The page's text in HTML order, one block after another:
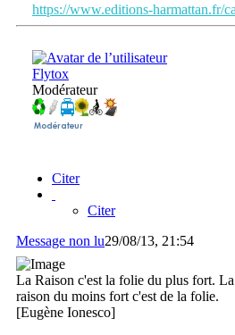
https://www.editions-harmattan.fr/
Flytox
Modérateur
Citer
Citer
Message non lu29/08/13, 21:54
La Raison c'est la folie du plus fort. La
raison du moins fort c'est de la folie.
[Eugène Ionesco]